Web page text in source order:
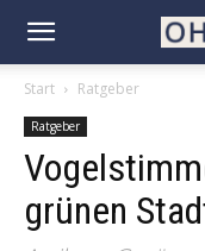
Start Ratgeber
Ratgeber
grünen